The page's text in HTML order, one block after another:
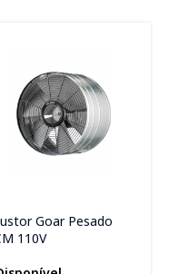
Goar Pesado
110V